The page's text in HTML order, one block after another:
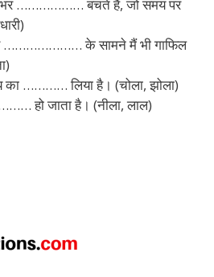
भर ……………… बचते हैं, जो समय पर
………………… के सामने मैं भी गाफिल
का ………… लिया है। (चोला, झोला)
हो जाता है। (नीला, लाल)